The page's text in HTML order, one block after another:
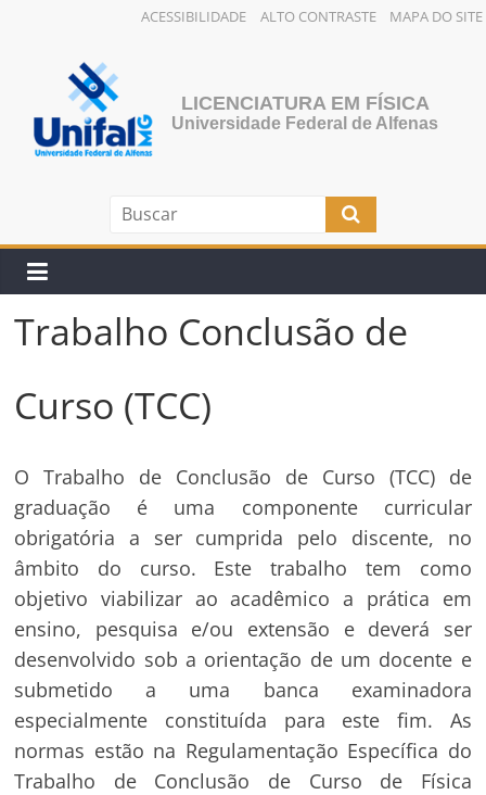
ACESSIBILIDADE ALTO CONTRASTE MAPA DO SITE
conteúdo
LICENCIATURA EM FÍSICA
Universidade Federal de Alfenas
Trabalho Conclusão de
Curso (TCC)
O Trabalho de Conclusão de Curso (TCC) de
graduação é uma componente curricular
obrigatória a ser cumprida pelo discente, no
âmbito do curso. Este trabalho tem como
objetivo viabilizar ao acadêmico a prática em
ensino, pesquisa e/ou extensão e deverá ser
desenvolvido sob a orientação de um docente e
submetido a uma banca examinadora
especialmente constituída para este fim. As
normas estão na Regulamentação Específica do
Trabalho de Conclusão de Curso de Física